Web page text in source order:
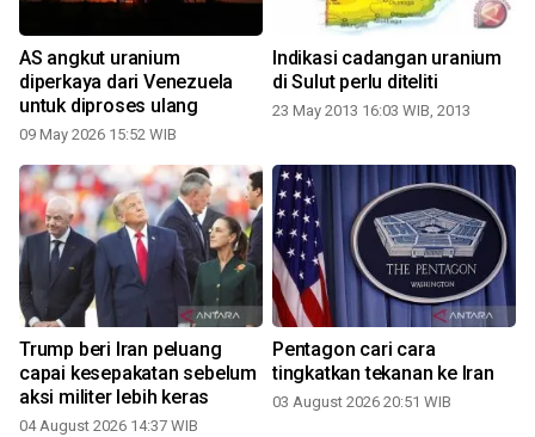
AS angkut uranium
diperkaya dari Venezuela
untuk diproses ulang
09 May 2026 15:52 WIB
Indikasi cadangan uranium
di Sulut perlu diteliti
23 May 2013 16:03 WIB, 2013
Trump beri Iran peluang
capai kesepakatan sebelum
aksi militer lebih keras
04 August 2026 14:37 WIB
Pentagon cari cara
tingkatkan tekanan ke Iran
03 August 2026 20:51 WIB